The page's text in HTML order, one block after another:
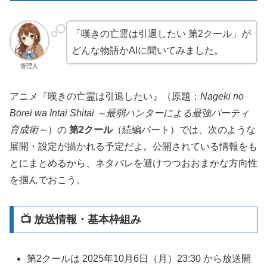
管理人
「嘆きの亡霊は引退したい 第2クール」が
どんな物語かAIに聞いてみました。
アニメ『嘆きの亡霊は引退したい』（原題： Nageki no
Bōrei wa Intai Shitai ～最弱ハンターによる最強パーティ
育成術～ ）の 第2クール（続編パート）では、次のような
展開・設定が描かれる予定だよ。公開されている情報をも
とにまとめるから、ネタバレを避けつつおおまかな方向性
を掴んでおこう。
📺 放送情報・基本枠組み
第2クールは 2025年10月6日（月）23:30 から放送開